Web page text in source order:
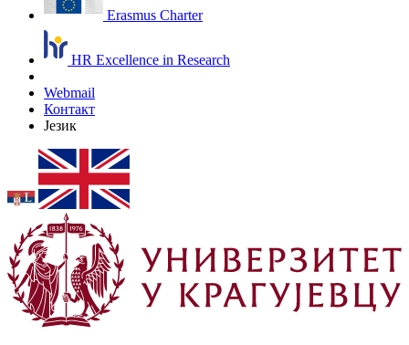
Erasmus Charter
HR Excellence in Research
Webmail
Контакт
Језик